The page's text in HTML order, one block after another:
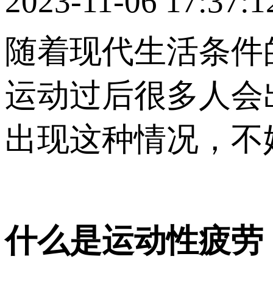
随着现代生活条
运动过后很多人
出现这种情况，不
什么是运动性疲劳